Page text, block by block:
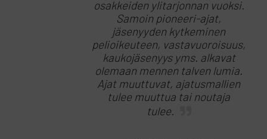
osakkeiden ylitarjonnan vuoksi.
Samoin pioneeri-ajat,
jäsenyyden kytkeminen
pelioikeuteen, vastavuoroisuus,
kaukojäsenyys yms. alkavat
olemaan mennen talven lumia.
Ajat muuttuvat, ajatusmallien
tulee muuttua tai noutaja
tulee.